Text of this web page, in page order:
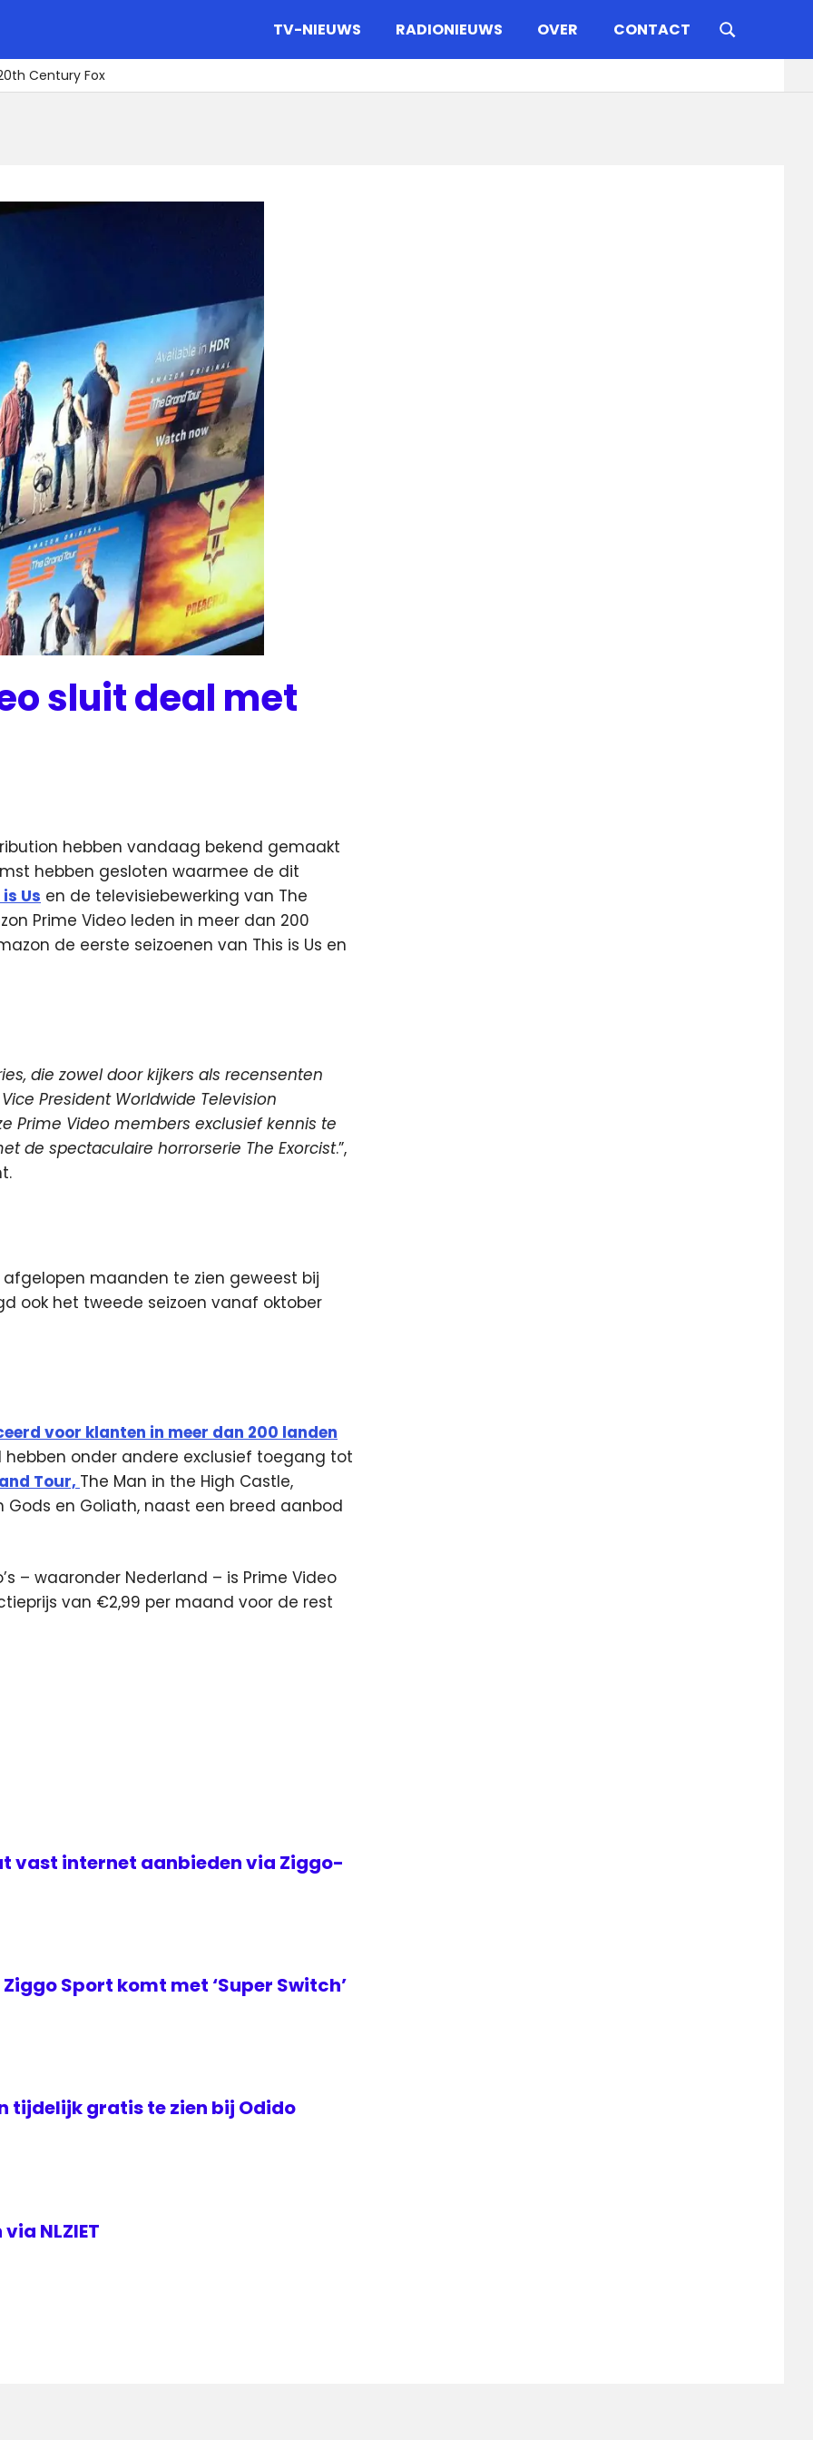
TV-NIEUWS RADIONIEUWS OVER CONTACT
Century Fox
sluit deal met
hebben vandaag bekend gemaakt
hebben gesloten waarmee de dit
Us en de televisiebewerking van The
Prime Video leden in meer dan 200
de eerste seizoenen van This is Us en
die zowel door kijkers als recensenten
President Worldwide Television
Prime Video members exclusief kennis te
de spectaculaire horrorserie The Exorcist.”,
maanden te zien geweest bij
ook het tweede seizoen vanaf oktober
voor klanten in meer dan 200 landen
hebben onder andere exclusief toegang tot
Tour, The Man in the High Castle,
Gods en Goliath, naast een breed aanbod
– waaronder Nederland – is Prime Video
van €2,99 per maand voor de rest
vast internet aanbieden via Ziggo-
Sport komt met ‘Super Switch’
tijdelijk gratis te zien bij Odido
NLZIET